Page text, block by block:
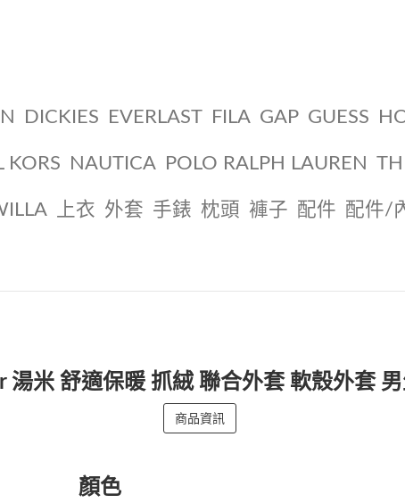
DICKIES EVERLAST FILA GAP GUESS
KORS NAUTICA POLO RALPH LAUREN
上衣 外套 手錶 枕頭 褲子 配件 配件/
湯米 舒適保暖 抓絨 聯合外套 軟殼外套
商品資訊
顏色